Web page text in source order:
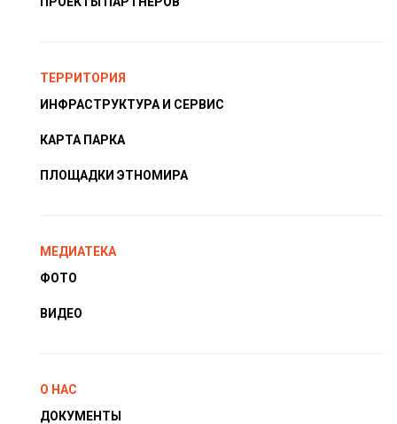
ТЕРРИТОРИЯ
ИНФРАСТРУКТУРА И СЕРВИС
КАРТА ПАРКА
ПЛОЩАДКИ ЭТНОМИРА
МЕДИАТЕКА
ФОТО
ВИДЕО
О НАС
ДОКУМЕНТЫ